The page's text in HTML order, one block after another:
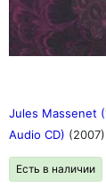
Jules Massenet
Audio CD) (2007)
Есть в наличии